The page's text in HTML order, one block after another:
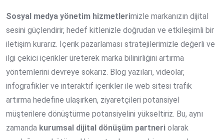
Sosyal medya yönetim hizmetlerimizle markanızın dijital
sesini güçlendirir, hedef kitlenizle doğrudan ve etkileşimli bir
iletişim kurarız. İçerik pazarlaması stratejilerimizle değerli ve
ilgi çekici içerikler üreterek marka bilinirliğini artırma
yöntemlerini devreye sokarız. Blog yazıları, videolar,
infografikler ve interaktif içerikler ile web sitesi trafik
artırma hedefine ulaşırken, ziyaretçileri potansiyel
müşterilere dönüştürme potansiyelini yükseltiriz. Bu, aynı
zamanda kurumsal dijital dönüşüm partneri olarak